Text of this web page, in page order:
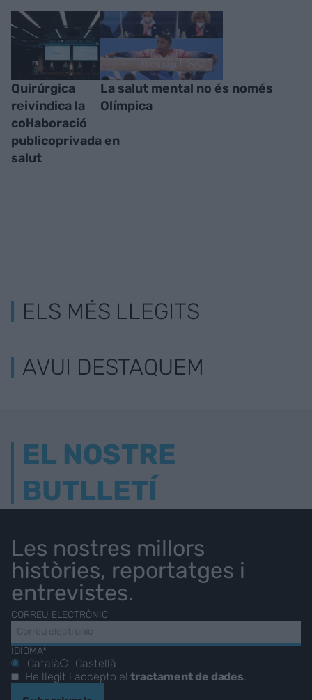
Quirúrgica
reivindica la
col·laboració
publicoprivada en
salut
La salut mental no és només
Olímpica
ELS MÉS LLEGITS
AVUI DESTAQUEM
EL NOSTRE
BUTLLETÍ
Les nostres millors
històries, reportatges i
entrevistes.
CORREU ELECTRÒNIC
IDIOMA*
Català
Castellà
He llegit i accepto eltractament de dades.